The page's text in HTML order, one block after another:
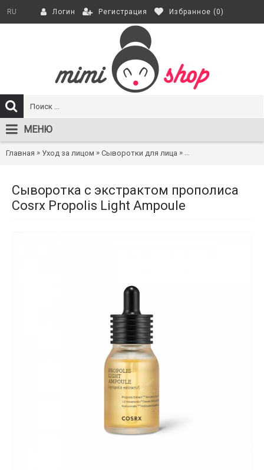
RU Логин Регистрация Избранное (0)
МЕНЮ
Главная » Уход за лицом » Сыворотки для лица » Сыворотка с
Сыворотка с экстрактом прополиса
Cosrx Propolis Light Ampoule